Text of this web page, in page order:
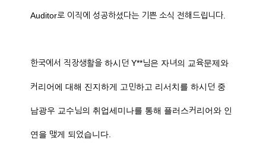
Auditor로 이직에 성공하셨다는 기쁜 소식 전해드립니다.
한국에서 직장생활을 하시던 Y**님은 자녀의 교육문제와
커리어에 대해 진지하게 고민하고 리서치를 하시던 중
남광우 교수님의 취업세미나를 통해 플러스커리어와 인
연을 맺게 되었습니다.